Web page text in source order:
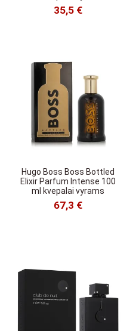
35,5 €
Hugo Boss Boss Bottled
Elixir Parfum Intense 100
ml kvepalai vyrams
67,3 €